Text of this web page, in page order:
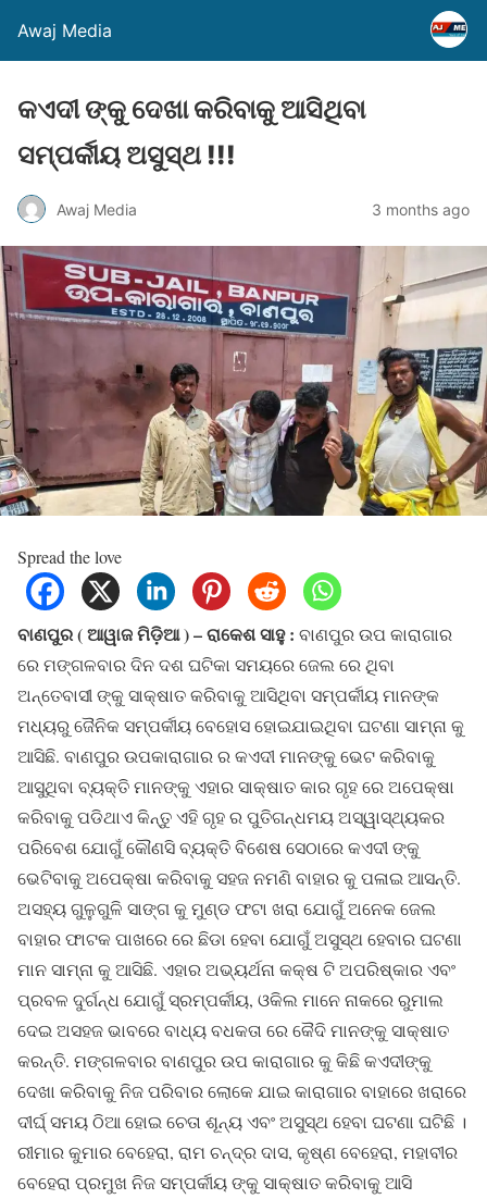
Awaj Media
କଏଦୀ ଙ୍କୁ ଦେଖା କରିବାକୁ ଆସିଥିବା
ସମ୍ପର୍କୀୟ ଅସୁସ୍ଥ !!!
Awaj Media 3 months ago
Spread the love
ବାଣପୁର ( ଆୱାଜ ମିଡ଼ିଆ ) – ରାକେଶ ସାହୁ : ବାଣପୁର ଉପ କାରାଗାର
ରେ ମଙ୍ଗଳବାର ଦିନ ଦଶ ଘଟିକା ସମୟରେ ଜେଲ ରେ ଥିବା
ଅନ୍ତେବାସୀ ଙ୍କୁ ସାକ୍ଷାତ କରିବାକୁ ଆସିଥିବା ସମ୍ପର୍କୀୟ ମାନଙ୍କ
ମଧ୍ୟରୁ ଜୈନିକ ସମ୍ପର୍କୀୟ ବେହୋସ ହୋଇଯାଇଥିବା ଘଟଣା ସାମ୍ନା କୁ
ଆସିଛି. ବାଣପୁର ଉପକାରାଗାର ର କଏଦୀ ମାନଙ୍କୁ ଭେଟ କରିବାକୁ
ଆସୁଥିବା ବ୍ୟକ୍ତି ମାନଙ୍କୁ ଏହାର ସାକ୍ଷାତ କାର ଗୃହ ରେ ଅପେକ୍ଷା
କରିବାକୁ ପଡିଥାଏ କିନ୍ତୁ ଏହି ଗୃହ ର ପୁତିଗନ୍ଧମୟ ଅସ୍ୱାସ୍ଥ୍ୟକର
ପରିବେଶ ଯୋଗୁଁ କୌଣସି ବ୍ୟକ୍ତି ବିଶେଷ ସେଠାରେ କଏଦୀ ଙ୍କୁ
ଭେଟିବାକୁ ଅପେକ୍ଷା କରିବାକୁ ସହଜ ନମଣି ବାହାର କୁ ପଳାଇ ଆସନ୍ତି.
ଅସହ୍ୟ ଗୁଳୁଗୁଳି ସାଙ୍ଗ କୁ ମୁଣ୍ଡ ଫଟା ଖରା ଯୋଗୁଁ ଅନେକ ଜେଲ
ବାହାର ଫାଟକ ପାଖରେ ରେ ଛିଡା ହେବା ଯୋଗୁଁ ଅସୁସ୍ଥ ହେବାର ଘଟଣା
ମାନ ସାମ୍ନା କୁ ଆସିଛି. ଏହାର ଅଭ୍ୟର୍ଥନା କକ୍ଷ ଟି ଅପରିଷ୍କାର ଏବଂ
ପ୍ରବଳ ଦୁର୍ଗନ୍ଧ ଯୋଗୁଁ ସ୍ରମ୍ପର୍କୀୟ, ଓକିଲ ମାନେ ନାକରେ ରୁମାଲ
ଦେଇ ଅସହଜ ଭାବରେ ବାଧ୍ୟ ବଧକତା ରେ କୈଦି ମାନଙ୍କୁ ସାକ୍ଷାତ
କରନ୍ତି. ମଙ୍ଗଳବାର ବାଣପୁର ଉପ କାରାଗାର କୁ କିଛି କଏଦୀଙ୍କୁ
ଦେଖା କରିବାକୁ ନିଜ ପରିବାର ଲୋକେ ଯାଇ କାରାଗାର ବାହାରେ ଖରାରେ
ଦୀର୍ଘ୍ ସମୟ ଠିଆ ହୋଇ ଚେତା ଶୂନ୍ୟ ଏବଂ ଅସୁସ୍ଥ ହେବା ଘଟଣା ଘଟିଛି ।
ରୀମାର କୁମାର ବେହେରା, ରାମ ଚନ୍ଦ୍ର ଦାସ, କୃଷ୍ଣ ବେହେରା, ମହାବୀର
ବେହେରା ପ୍ରମୁଖ ନିଜ ସମ୍ପର୍କୀୟ ଙ୍କୁ ସାକ୍ଷାତ କରିବାକୁ ଆସି